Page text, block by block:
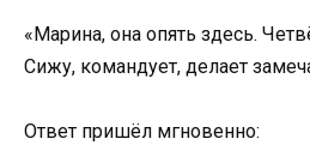
«Марина, она опять здесь.
Сижу, командует, делает
Ответ пришёл мгновенно: